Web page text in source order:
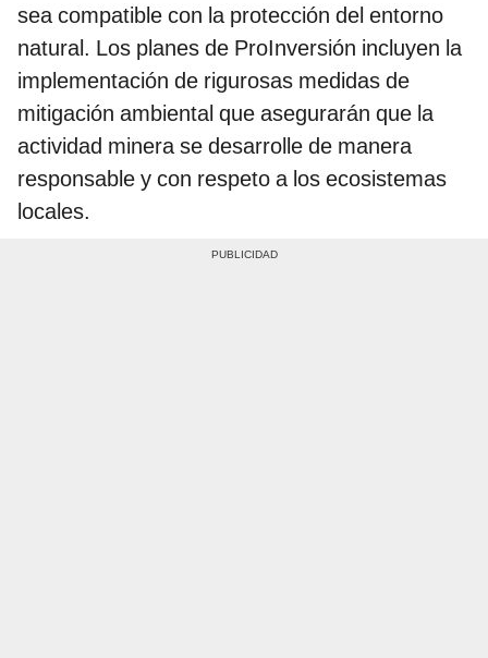
sea compatible con la protección del entorno
natural. Los planes de ProInversión incluyen la
implementación de rigurosas medidas de
mitigación ambiental que asegurarán que la
actividad minera se desarrolle de manera
responsable y con respeto a los ecosistemas
locales.